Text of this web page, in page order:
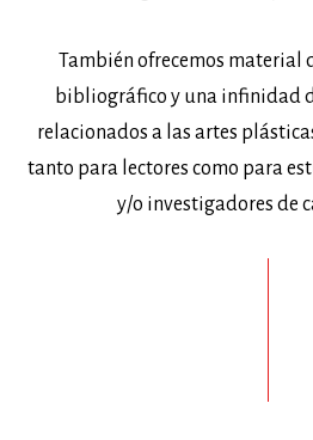
También ofrecemos material
bibliográfico y una infinidad
relacionados a las artes
tanto para lectores como para
y/o investigadores de